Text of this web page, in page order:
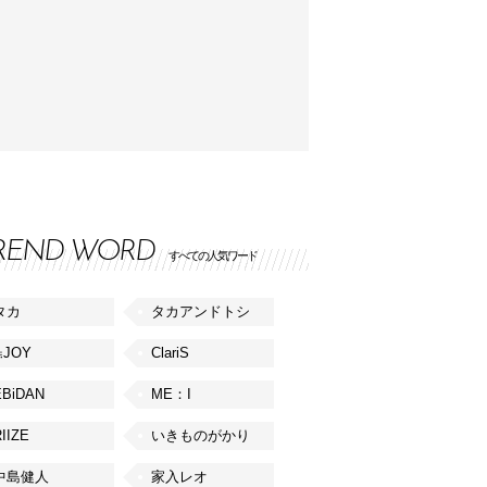
WORD すべての人気ワード
カ タカアンドトシ
ClariS
ME：I
いきものがかり
島健人 家入レオ